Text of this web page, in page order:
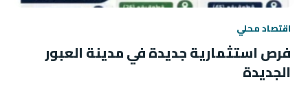
اقتصاد محلي
فرص استثمارية جديدة في مدينة العبور
الجديدة